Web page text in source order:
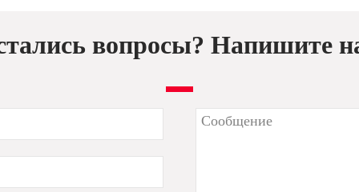
вопросы? Напишите